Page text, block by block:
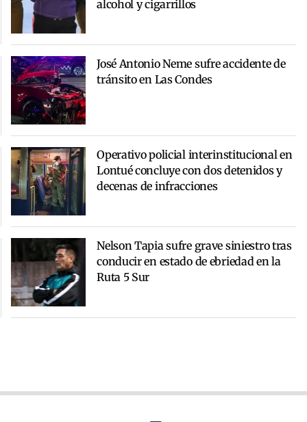
alcohol y cigarrillos
José Antonio Neme sufre accidente de
tránsito en Las Condes
Operativo policial interinstitucional en
Lontué concluye con dos detenidos y
decenas de infracciones
Nelson Tapia sufre grave siniestro tras
conducir en estado de ebriedad en la
Ruta 5 Sur